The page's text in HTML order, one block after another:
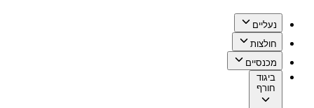
נעליים
חולצות
מכנסיים
ביגוד
חורף